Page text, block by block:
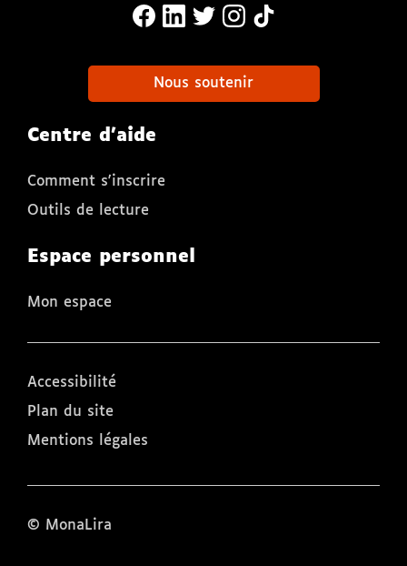
MonaLira Sur Facebook (nouvelle
MonaLira Sur Linkedin
MonaLira Sur Twitter
MonaLira Sur
Nous soutenir
Centre d'aide
Comment s'inscrire
Outils de lecture
Espace personnel
Mon espace
Accessibilité
Plan du site
Mentions légales
© MonaLira